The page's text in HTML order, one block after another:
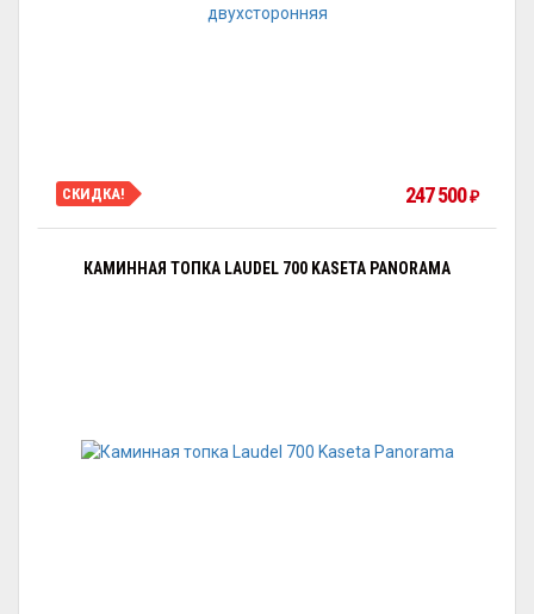
СКИДКА! 247 500₽
КАМИННАЯ ТОПКА LAUDEL 700 KASETA PANORAMA